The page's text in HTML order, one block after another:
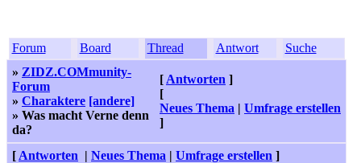
Forum Board Thread Antwort
Suche
» ZIDZ.COMmunity-
Forum
» Charaktere [andere]
» Was macht Verne denn
da?
[ Antworten ]
[
Neues Thema | Umfrage erstellen
]
[ Antworten | Neues Thema | Umfrage erstellen ]